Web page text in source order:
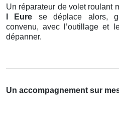
Un réparateur de volet roulant
l Eure se déplace alors,
convenu, avec l’outillage et
dépanner.
Un accompagnement sur